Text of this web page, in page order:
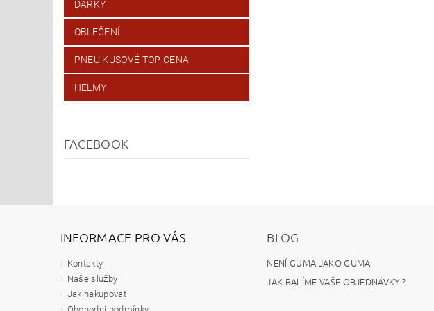
DÁRKY
OBLEČENÍ
PNEU KUSOVÉ TOP CENA
HELMY
FACEBOOK
INFORMACE PRO VÁS
Kontakty
Naše služby
Jak nakupovat
BLOG
NENÍ GUMA JAKO GUMA
JAK BALÍME VAŠE OBJEDNÁVKY ?